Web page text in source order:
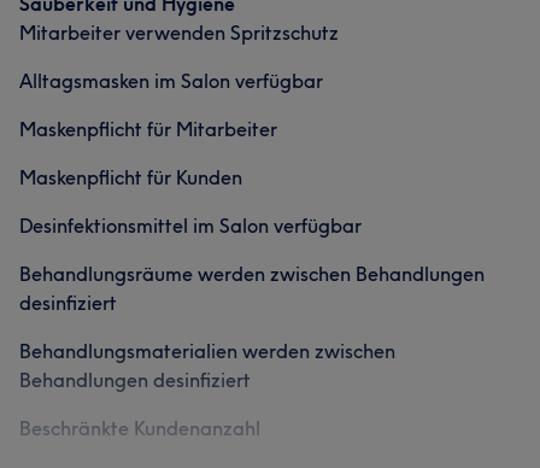
Mitarbeiter verwenden Spritzschutz
Alltagsmasken im Salon verfügbar
Maskenpflicht für Mitarbeiter
Maskenpflicht für Kunden
Desinfektionsmittel im Salon verfügbar
Behandlungsräume werden zwischen Behandlungen
desinfiziert
Behandlungsmaterialien werden zwischen
Behandlungen desinfiziert
Beschränkte Kundenanzahl